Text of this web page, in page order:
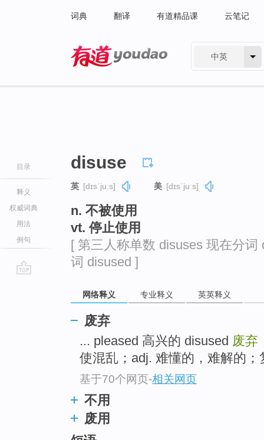
词典 翻译 有道精品课 云笔记
中英
目录
释义
权威词典
用法
例句
disuse
英 [dɪsˈjuːs] 美 [dɪsˈjuːs]
n. 不被使用
vt. 停止使用
[ 第三人称单数 disuses 现在分
词 disused ]
网络释义 专业释义 英英释义
废弃
... pleased 高兴的 disused 废弃
使混乱；adj. 难懂的，难解的；
基于70个网页-相关网页
不用
废用